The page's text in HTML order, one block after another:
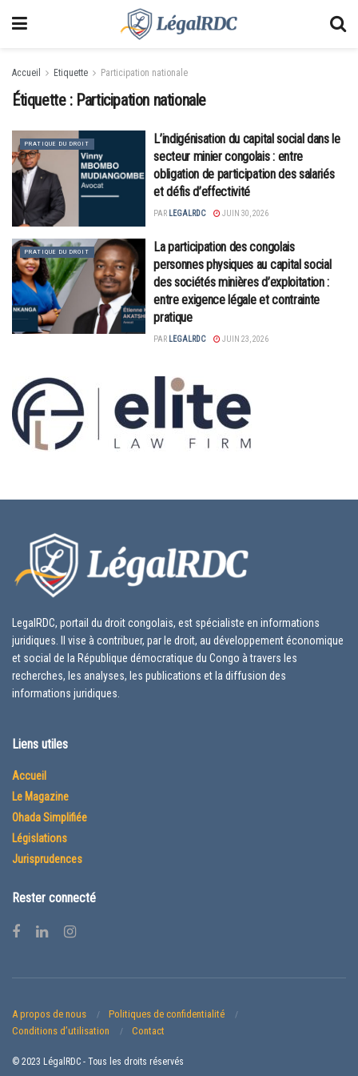
Accueil Etiquette Participation nationale
Étiquette : Participation nationale
PRATIQUE DU DROIT
L’indigénisation du capital social dans le
secteur minier congolais : entre
obligation de participation des salariés
et défis d’effectivité
PAR LEGALRDC JUIN 30, 2026
PRATIQUE DU DROIT
La participation des congolais
personnes physiques au capital social
des sociétés minières d’exploitation :
entre exigence légale et contrainte
pratique
PAR LEGALRDC JUIN 23, 2026
LegalRDC, portail du droit congolais, est spécialiste en informations
juridiques. Il vise à contribuer, par le droit, au développement économique
et social de la République démocratique du Congo à travers les
recherches, les analyses, les publications et la diffusion des
informations juridiques.
Liens utiles
Accueil
Le Magazine
Ohada Simplifiée
Législations
Jurisprudences
Rester connecté
A propos de nous
Politiques de confidentialité
Conditions d’utilisation
Contact
© 2023 LégalRDC - Tous les droits réservés